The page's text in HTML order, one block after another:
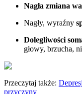
Nagła zmiana
Nagły, wyraźny
Dolegliwości
głowy, brzucha,
Przeczytaj także:
przyczyny